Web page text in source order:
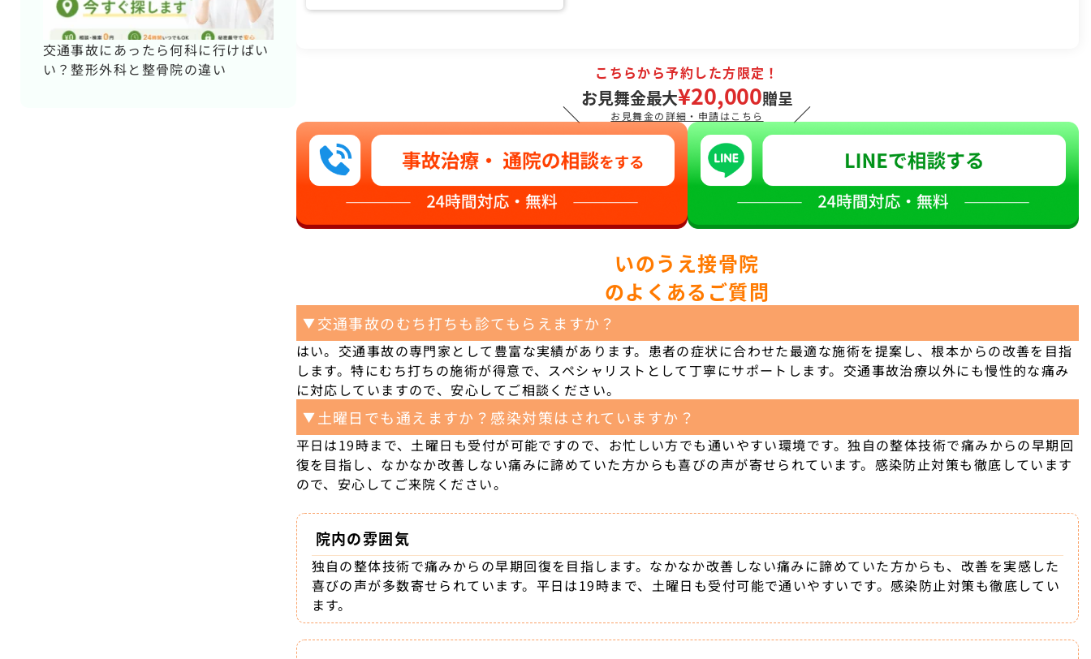
＼
こちらから予約した方限定！
お見舞金最大¥20,000贈呈
お見舞金の詳細・申請はこちら ／
いのうえ接骨院
のよくあるご質問
▼ 交通事故のむち打ちも診てもらえますか？
はい。交通事故の専門家として豊富な実績があります。患者の症状に合わせた最適な施術を提案し、根本からの改善を目指
します。特にむち打ちの施術が得意で、スペシャリストとして丁寧にサポートします。交通事故治療以外にも慢性的な痛み
に対応していますので、安心してご相談ください。
▼ 土曜日でも通えますか？感染対策はされていますか？
平日は19時まで、土曜日も受付が可能ですので、お忙しい方でも通いやすい環境です。独自の整体技術で痛みからの早期回
復を目指し、なかなか改善しない痛みに諦めていた方からも喜びの声が寄せられています。感染防止対策も徹底しています
ので、安心してご来院ください。
院内の雰囲気
独自の整体技術で痛みからの早期回復を目指します。なかなか改善しない痛みに諦めていた方からも、改善を実感した
喜びの声が多数寄せられています。平日は19時まで、土曜日も受付可能で通いやすいです。感染防止対策も徹底してい
ます。
交通事故にあったら何科に行けばい
い？整形外科と整骨院の違い